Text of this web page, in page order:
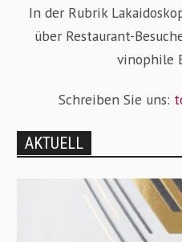
In der Rubrik
über Restaurant-
vinophile
Schreiben Sie uns:
AKTUELL